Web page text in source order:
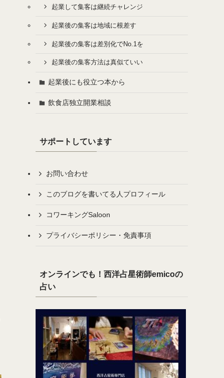
起業して集客は継続チャレンジ
起業後の集客は地域に根差す
起業後の集客は差別化でNo.1を
起業後の集客方法は真似ていい
起業後にも役立つ本から
飲食店独立開業相談
サポートしています
お問い合わせ
このブログを書いてる人プロフィール
コワーキングSaloon
プライバシーポリシー・免責事項
オンラインでも！西洋占星術師emicoの
占い